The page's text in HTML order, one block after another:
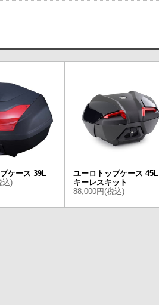
ケース 39L
込)
ユーロトップケース 45L
キーレスキット
88,000円(税込)